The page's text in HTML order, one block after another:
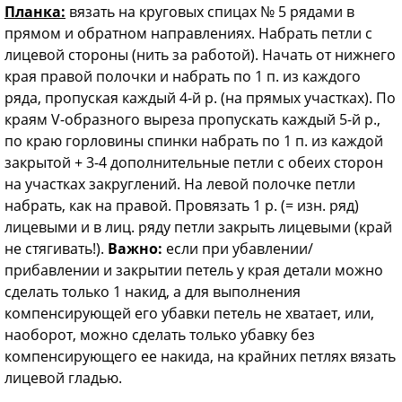
Планка: вязать на круговых спицах № 5 рядами в
прямом и обратном направлениях. Набрать петли с
лицевой стороны (нить за работой). Начать от нижнего
края правой полочки и набрать по 1 п. из каждого
ряда, пропуская каждый 4-й р. (на прямых участках). По
краям V-образного выреза пропускать каждый 5-й р.,
по краю горловины спинки набрать по 1 п. из каждой
закрытой + 3-4 дополнительные петли с обеих сторон
на участках закруглений. На левой полочке петли
набрать, как на правой. Провязать 1 р. (= изн. ряд)
лицевыми и в лиц. ряду петли закрыть лицевыми (край
не стягивать!). Важно: если при убавлении/
прибавлении и закрытии петель у края детали можно
сделать только 1 накид, а для выполнения
компенсирующей его убавки петель не хватает, или,
наоборот, можно сделать только убавку без
компенсирующего ее накида, на крайних петлях вязать
лицевой гладью.